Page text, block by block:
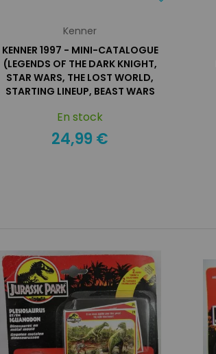
Kenner
KENNER 1997 - MINI-CATALOGUE
(LEGENDS OF THE DARK KNIGHT,
STAR WARS, THE LOST WORLD,
STARTING LINEUP, BEAST WARS
En stock
24,99 €